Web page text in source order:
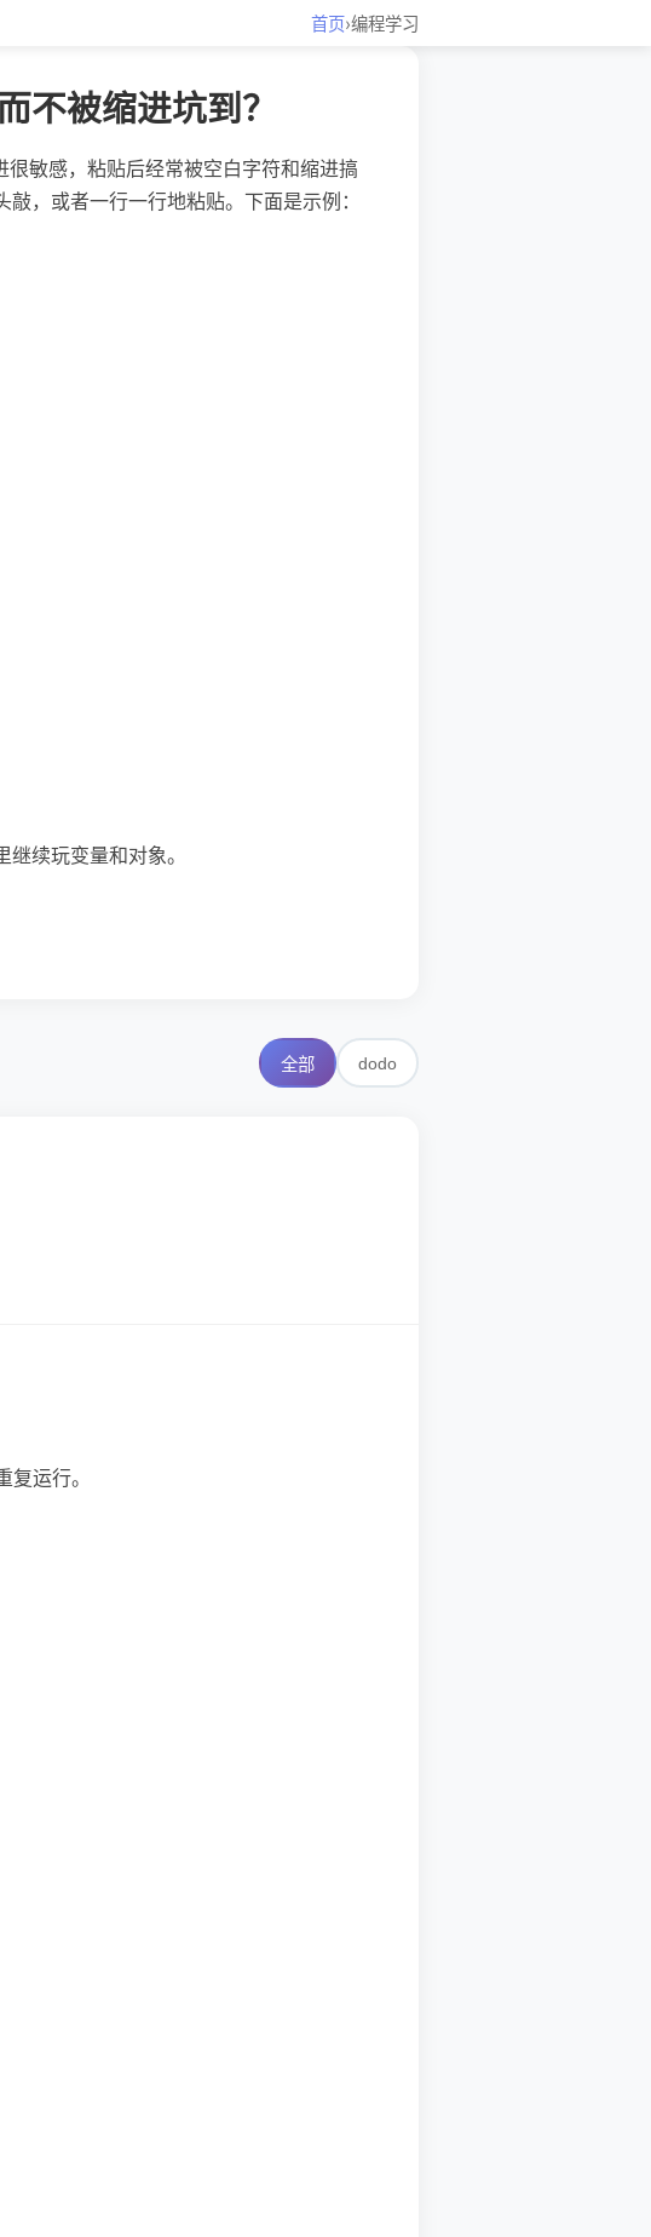
首页›编程学习
不被缩进坑到？
敏感，粘贴后经常被空白字符和缩进搞
，或者一行一行地粘贴。下面是示例：
续玩变量和对象。
全部 dodo
运行。